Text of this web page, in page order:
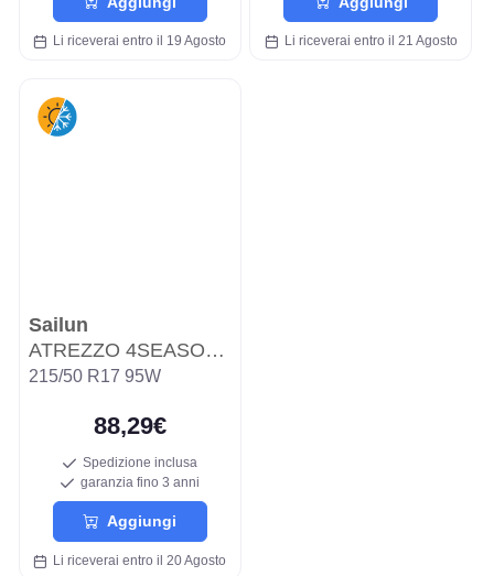
Li riceverai entro il 19 Agosto Li riceverai entro il 21 Agosto
Sailun
ATREZZO 4SEASONS PRO
215/50 R17 95W
88,29€
Spedizione inclusa
garanzia fino 3 anni
Aggiungi
Li riceverai entro il 20 Agosto